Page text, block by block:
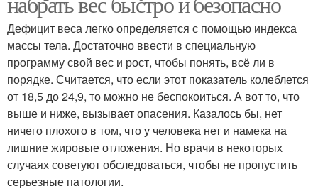
Дефицит веса легко определяется с помощью индекса
массы тела. Достаточно ввести в специальную
программу свой вес и рост, чтобы понять, всё ли в
порядке. Считается, что если этот показатель колеблется
от 18,5 до 24,9, то можно не беспокоиться. А вот то, что
выше и ниже, вызывает опасения. Казалось бы, нет
ничего плохого в том, что у человека нет и намека на
лишние жировые отложения. Но врачи в некоторых
случаях советуют обследоваться, чтобы не пропустить
серьезные патологии.